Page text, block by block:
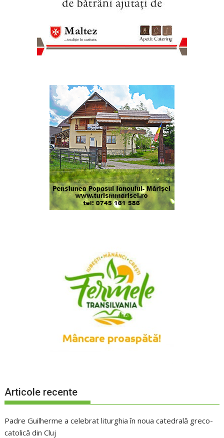
Articole recente
Padre Guilherme a celebrat liturghia în noua catedrală greco-
catolică din Cluj